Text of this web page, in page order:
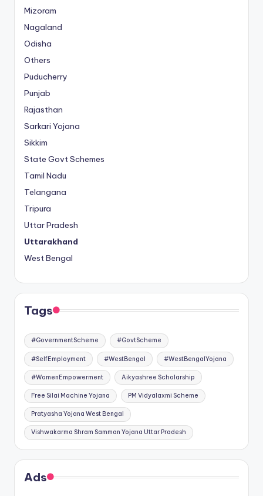
Mizoram
Nagaland
Odisha
Others
Puducherry
Punjab
Rajasthan
Sarkari Yojana
Sikkim
State Govt Schemes
Tamil Nadu
Telangana
Tripura
Uttar Pradesh
Uttarakhand
West Bengal
Tags
#GovernmentScheme #GovtScheme
#SelfEmployment #WestBengal #WestBengalYojana
#WomenEmpowerment Aikyashree Scholarship
Free Silai Machine Yojana PM Vidyalaxmi Scheme
Pratyasha Yojana West Bengal
Vishwakarma Shram Samman Yojana Uttar Pradesh
Ads